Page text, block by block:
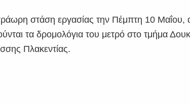
στάση εργασίας την Πέμπτη 10 Μαΐου,
τα δρομολόγια του μετρό στο τμήμα
Πλακεντίας.